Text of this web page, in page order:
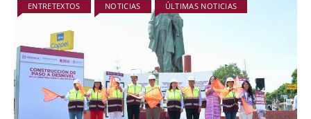
ENTRETEXTOS NOTICIAS ÚLTIMAS NOTICIAS